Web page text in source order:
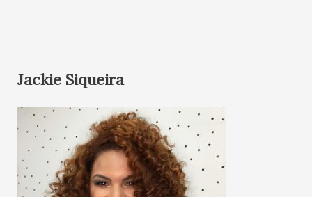
Jackie Siqueira